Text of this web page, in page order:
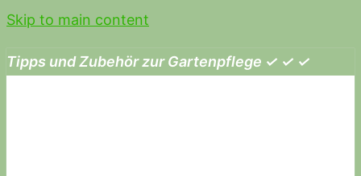
Skip to main content
Tipps und Zubehör zur Gartenpflege ✓ ✓ ✓